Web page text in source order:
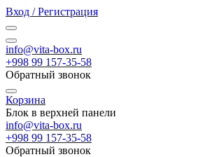
Вход / Регистрация
info@vita-box.ru
+998 99 157-35-58
Обратный звонок
Корзина
Блок в верхней панели
info@vita-box.ru
+998 99 157-35-58
Обратный звонок